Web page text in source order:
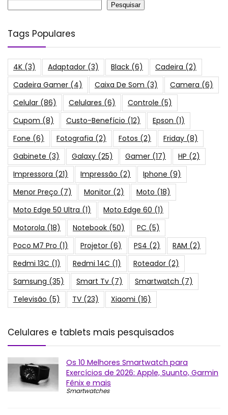
Pesquisar
Tags Populares
4K (3) Adaptador (3) Black (6) Cadeira (2)
Cadeira Gamer (4) Caixa De Som (3) Camera (6)
Celular (86) Celulares (6) Controle (5)
Cupom (8) Custo-Benefício (12) Epson (1)
Fone (6) Fotografia (2) Fotos (2) Friday (8)
Gabinete (3) Galaxy (25) Gamer (17) HP (2)
Impressora (21) Impressão (2) Iphone (9)
Menor Preço (7) Monitor (2) Moto (18)
Moto Edge 50 Ultra (1) Moto Edge 60 (1)
Motorola (18) Notebook (50) PC (5)
Poco M7 Pro (1) Projetor (6) PS4 (2) RAM (2)
Redmi 13C (1) Redmi 14C (1) Roteador (2)
Samsung (35) Smart Tv (7) Smartwatch (7)
Televisão (5) TV (23) Xiaomi (16)
Celulares e tablets mais pesquisados
Os 10 Melhores Smartwatch para
Exercícios de 2026: Apple, Suunto, Garmin
Fênix e mais
Smartwatches